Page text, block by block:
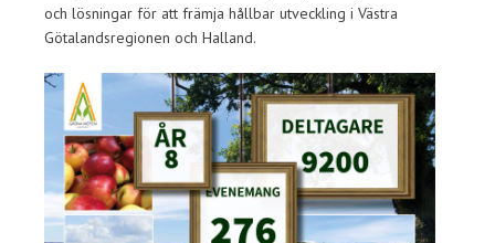
och lösningar för att främja hållbar utveckling i Västra
Götalandsregionen och Halland.